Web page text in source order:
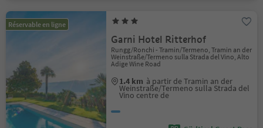
Réservable en ligne
Garni Hotel Ritterhof
Rungg/Ronchi - Tramin/Termeno, Tramin an der
Weinstraße/Termeno sulla Strada del Vino, Alto
Adige Wine Road
1.4 km à partir de Tramin an der
Weinstraße/Termeno sulla Strada del
Vino centre de